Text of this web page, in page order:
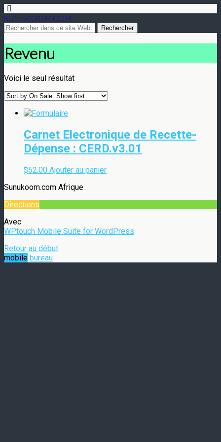
SUNUKOOM.COM
Revenu
Voici le seul résultat
Carnet Electronique de Recette-
Dépense : CERD.v3.01
$52.00 Ajouter au panier
Sunukoom.com Afrique
Directions
Avec
WPtouch Mobile Suite for WordPress
Retour au début
mobile bureau